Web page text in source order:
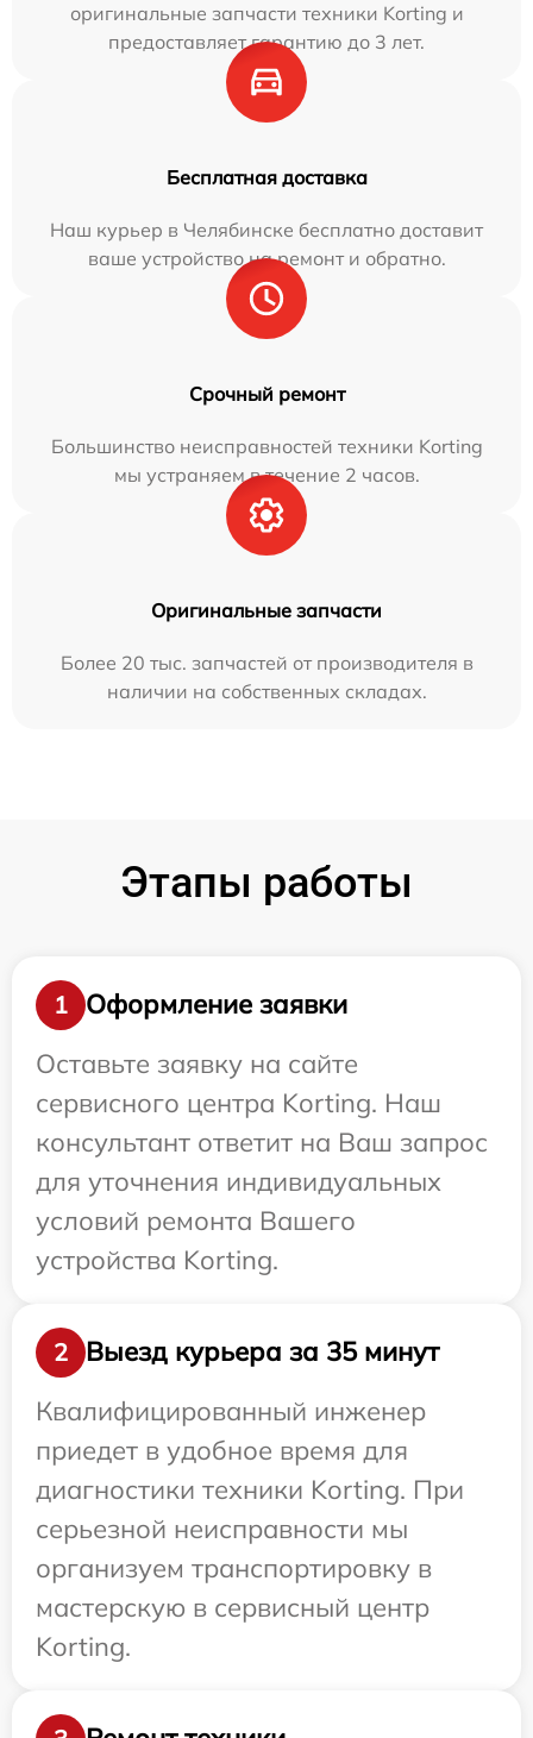
оригинальные запчасти техники Korting и
предоставляет гарантию до 3 лет.
Бесплатная доставка
Наш курьер в Челябинске бесплатно доставит
ваше устройство на ремонт и обратно.
Срочный ремонт
Большинство неисправностей техники Korting
мы устраняем в течение 2 часов.
Оригинальные запчасти
Более 20 тыс. запчастей от производителя в
наличии на собственных складах.
Этапы работы
1
Оформление заявки
Оставьте заявку на сайте
сервисного центра Korting. Наш
консультант ответит на Ваш запрос
для уточнения индивидуальных
условий ремонта Вашего
устройства Korting.
2
Выезд курьера за 35 минут
Квалифицированный инженер
приедет в удобное время для
диагностики техники Korting. При
серьезной неисправности мы
организуем транспортировку в
мастерскую в сервисный центр
Korting.